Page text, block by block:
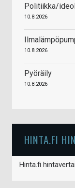
Politiikka/
10.8.2026
10.8.2026
Pyöräily
10.8.2026
HINTA.FI
Hinta.fi